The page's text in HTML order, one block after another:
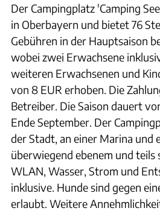
Der Campingplatz 'Camping
in Oberbayern und bietet 76
Gebühren in der Hauptsaison
wobei zwei Erwachsene
weiteren Erwachsenen und
von 8 EUR erhoben. Die
Betreiber. Die Saison dauert
Ende September. Der
der Stadt, an einer Marina und
überwiegend ebenem und teils
WLAN, Wasser, Strom und
inklusive. Hunde sind gegen
erlaubt. Weitere